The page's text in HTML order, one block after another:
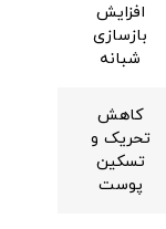
افزایش
بازسازی
شبانه
کاهش
تحریک و
تسکین
پوست